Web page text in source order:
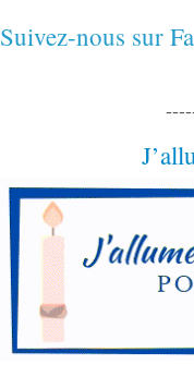
Suivez-nous sur